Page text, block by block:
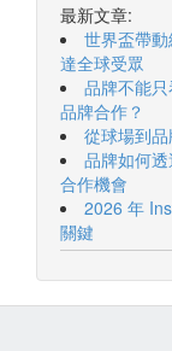
最新文章:
世界盃帶
達全球受眾
品牌不能
品牌合作？
從球場到
品牌如何
合作機會
2026 年
關鍵